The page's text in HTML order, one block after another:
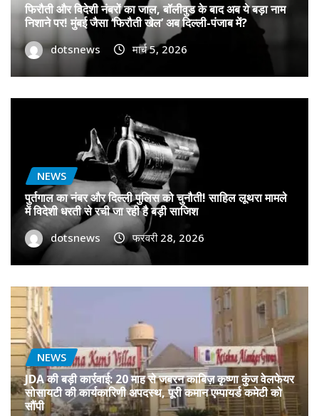
फिरौती और विदेशी नंबरों का जाल, बॉलीवुड के बाद अब ये बड़ा नाम
निशाने पर! मुंबई जैसा ‘फिरौती खेल’ अब दिल्ली-पंजाब में?
dotsnews मार्च 5, 2026
NEWS
पुर्तगाल का नंबर और दिल्ली पुलिस को चुनौती! साहिल लूथरा मामले
में विदेशी धरती से रची जा रही है बड़ी साजिश
dotsnews फरवरी 28, 2026
NEWS
JDA की बड़ी कार्रवाई: 20 माह से जबरन काबिज़ कृष्णा कुंज वेलफेयर
सोसायटी की कार्यकारिणी अपदस्थ, पूरी कमान एम्पायर्ड कमेटी को
सौंपी